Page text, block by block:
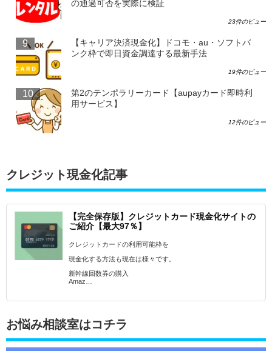
の通過可否を実際に検証
23件のビュー
【キャリア決済現金化】ドコモ・au・ソフトバ
ンク枠で即日資金調達する最新手法
19件のビュー
第2のテンポラリーカード【aupayカード即時利
用サービス】
12件のビュー
クレジット現金化記事
【完全保存版】クレジットカード現金化サイトの
ご紹介【最大97％】
クレジットカードの利用可能枠を
現金化する方法も現在は様々です。
新幹線回数券の購入
Amaz…
お悩み相談室はコチラ